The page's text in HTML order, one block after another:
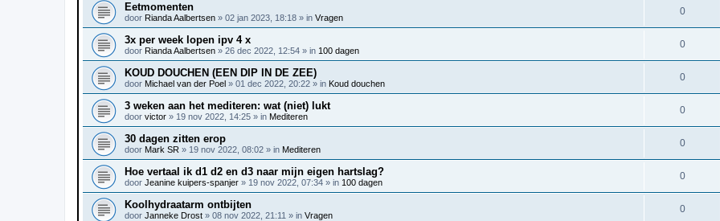
Eetmomenten
door Rianda Aalbertsen » 02 jan 2023, 18:18 » in Vragen
0
3x per week lopen ipv 4 x
door Rianda Aalbertsen » 26 dec 2022, 12:54 » in 100 dagen
0
KOUD DOUCHEN (EEN DIP IN DE ZEE)
door Michael van der Poel » 01 dec 2022, 20:22 » in Koud douchen
0
3 weken aan het mediteren: wat (niet) lukt
door victor » 19 nov 2022, 14:25 » in Mediteren
0
30 dagen zitten erop
door Mark SR » 19 nov 2022, 08:02 » in Mediteren
0
Hoe vertaal ik d1 d2 en d3 naar mijn eigen hartslag?
door Jeanine kuipers-spanjer » 19 nov 2022, 07:34 » in 100 dagen
0
Koolhydraatarm ontbijten
door Janneke Drost » 08 nov 2022, 21:11 » in Vragen
0